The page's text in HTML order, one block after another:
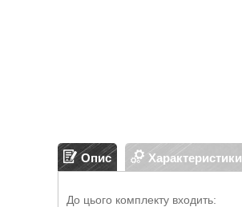
Опис Характеристики
До цього комплекту входить: